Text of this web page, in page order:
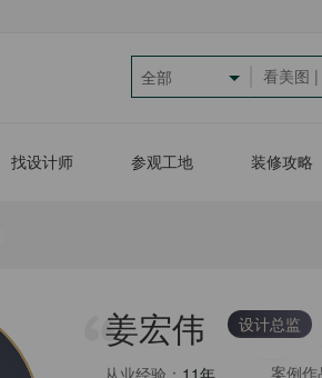
全部
找设计师 参观工地 装修攻略
姜宏伟 设计总监
从业经验： 11年 案例作